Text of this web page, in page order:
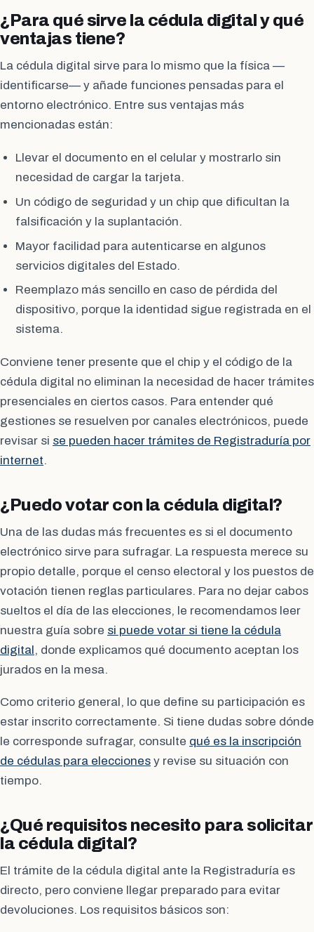
¿Para qué sirve la cédula digital y qué
ventajas tiene?
La cédula digital sirve para lo mismo que la física —
identificarse— y añade funciones pensadas para el
entorno electrónico. Entre sus ventajas más
mencionadas están:
Llevar el documento en el celular y mostrarlo sin
necesidad de cargar la tarjeta.
Un código de seguridad y un chip que dificultan la
falsificación y la suplantación.
Mayor facilidad para autenticarse en algunos
servicios digitales del Estado.
Reemplazo más sencillo en caso de pérdida del
dispositivo, porque la identidad sigue registrada en el
sistema.
Conviene tener presente que el chip y el código de la
cédula digital no eliminan la necesidad de hacer trámites
presenciales en ciertos casos. Para entender qué
gestiones se resuelven por canales electrónicos, puede
revisar si se pueden hacer trámites de Registraduría por
internet.
¿Puedo votar con la cédula digital?
Una de las dudas más frecuentes es si el documento
electrónico sirve para sufragar. La respuesta merece su
propio detalle, porque el censo electoral y los puestos de
votación tienen reglas particulares. Para no dejar cabos
sueltos el día de las elecciones, le recomendamos leer
nuestra guía sobre si puede votar si tiene la cédula
digital, donde explicamos qué documento aceptan los
jurados en la mesa.
Como criterio general, lo que define su participación es
estar inscrito correctamente. Si tiene dudas sobre dónde
le corresponde sufragar, consulte qué es la inscripción
de cédulas para elecciones y revise su situación con
tiempo.
¿Qué requisitos necesito para solicitar
la cédula digital?
El trámite de la cédula digital ante la Registraduría es
directo, pero conviene llegar preparado para evitar
devoluciones. Los requisitos básicos son: